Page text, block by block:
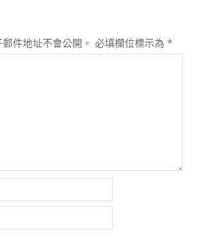
件地址不會公開。 必填欄位標示為 *